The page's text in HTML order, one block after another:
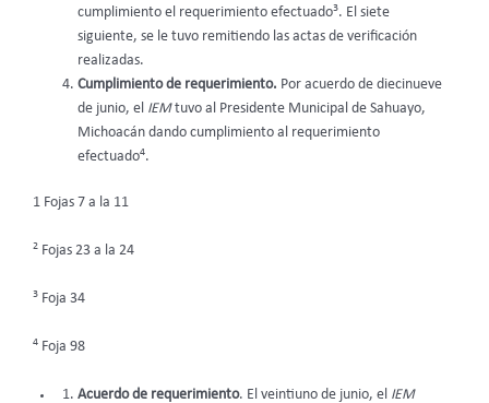
cumplimiento el requerimiento efectuado3. El siete
siguiente, se le tuvo remitiendo las actas de verificación
realizadas.
Cumplimiento de requerimiento. Por acuerdo de diecinueve
de junio, el IEMtuvo al Presidente Municipal de Sahuayo,
Michoacán dando cumplimiento al requerimiento
efectuado4.
1 Fojas 7 a la 11
2 Fojas 23 a la 24
3 Foja 34
4 Foja 98
Acuerdo de requerimiento. El veintiuno de junio, el IEM